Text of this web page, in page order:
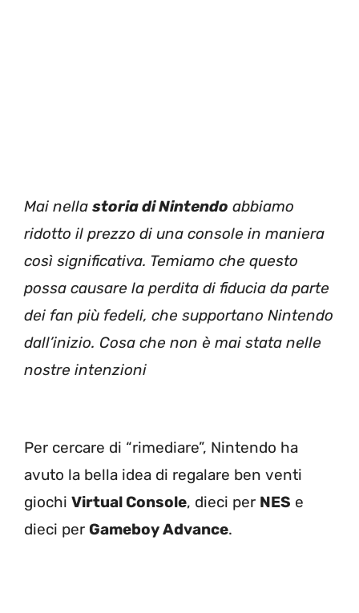
Mai nella storia di Nintendo abbiamo
ridotto il prezzo di una console in maniera
così significativa. Temiamo che questo
possa causare la perdita di fiducia da parte
dei fan più fedeli, che supportano Nintendo
dall’inizio. Cosa che non è mai stata nelle
nostre intenzioni
Per cercare di “rimediare”, Nintendo ha
avuto la bella idea di regalare ben venti
giochi Virtual Console, dieci per NES e
dieci per Gameboy Advance.